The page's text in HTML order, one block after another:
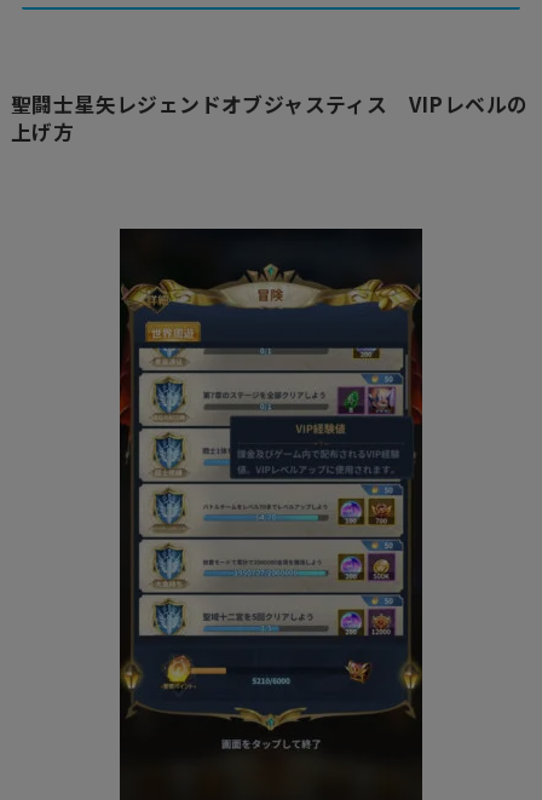
聖闘士星矢レジェンドオブジャスティス VIPレベルの
上げ方